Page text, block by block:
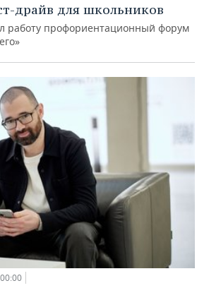
драйв для школьников
работу профориентационный форум